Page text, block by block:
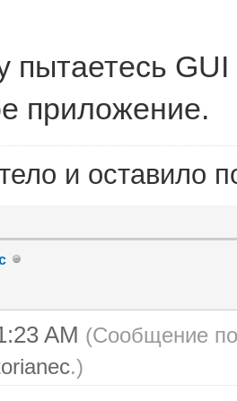
пытаетесь GUI
приложение.
и оставило
AM (Сообщение
.)